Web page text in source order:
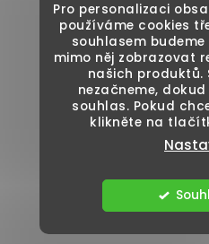
Pro personalizaci
používáme cookies
souhlasem
mimo něj zobrazovat
našich produktů.
nezačneme,
souhlas. Pokud
klikněte na